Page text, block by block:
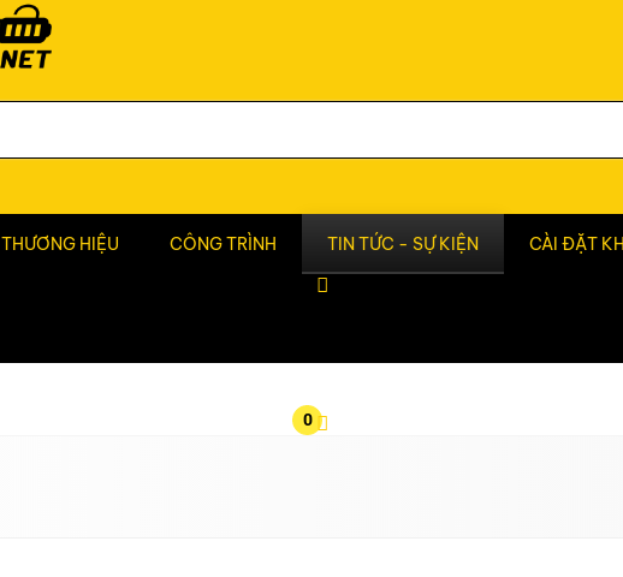
THƯƠNG HIỆU CÔNG TRÌNH TIN TỨC - SỰ KIỆN CÀI ĐẶT
0